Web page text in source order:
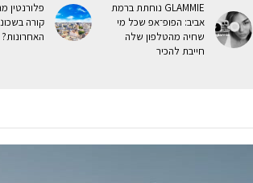
GLAMMIE נוחתת ברמת
אביב: הפופ־אפ שכל מי
שחיה מהטלפון שלה
חייבת להכיר
קורה
האחרונות?